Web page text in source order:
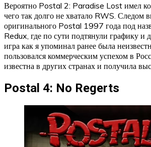
Вероятно Postal 2: Paradise Lost имел
чего так долго не хватало RWS. Следом
оригинального Postal 1997 года под
Redux, где по сути подтянули графику и
игра как я упоминал ранее была
пользовался коммерческим успехом в
известна в других странах и получила
Postal 4: No Regerts